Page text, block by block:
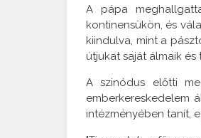
A pápa
kontinensükön, és
kiindulva, mint a
útjukat saját álmaik és
A szinódus előtti
emberkereskedelem
intézményében tanít,